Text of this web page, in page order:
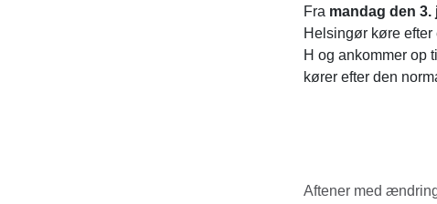
Fra mandag den
Helsingør køre
H og ankommer op
kører efter den
Aftener med